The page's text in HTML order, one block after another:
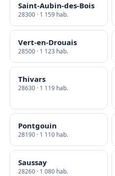
Saint-Aubin-des-Bois
28300 · 1 159 hab.
Vert-en-Drouais
28500 · 1 123 hab.
Thivars
28630 · 1 119 hab.
Pontgouin
28190 · 1 110 hab.
Saussay
28260 · 1 080 hab.